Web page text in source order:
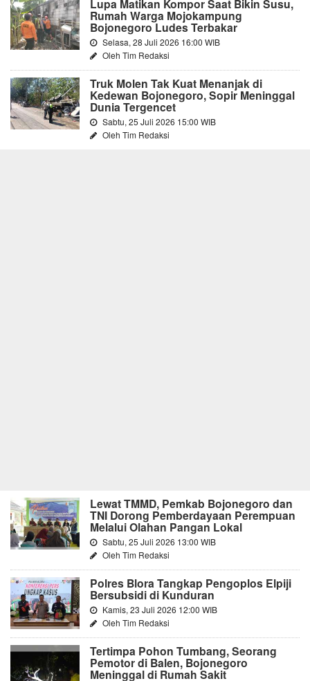
Lupa Matikan Kompor Saat Bikin Susu,
Rumah Warga Mojokampung
Bojonegoro Ludes Terbakar
Selasa, 28 Juli 2026 16:00 WIB
Oleh Tim Redaksi
Truk Molen Tak Kuat Menanjak di
Kedewan Bojonegoro, Sopir Meninggal
Dunia Tergencet
Sabtu, 25 Juli 2026 15:00 WIB
Oleh Tim Redaksi
Lewat TMMD, Pemkab Bojonegoro dan
TNI Dorong Pemberdayaan Perempuan
Melalui Olahan Pangan Lokal
Sabtu, 25 Juli 2026 13:00 WIB
Oleh Tim Redaksi
Polres Blora Tangkap Pengoplos Elpiji
Bersubsidi di Kunduran
Kamis, 23 Juli 2026 12:00 WIB
Oleh Tim Redaksi
Tertimpa Pohon Tumbang, Seorang
Pemotor di Balen, Bojonegoro
Meninggal di Rumah Sakit